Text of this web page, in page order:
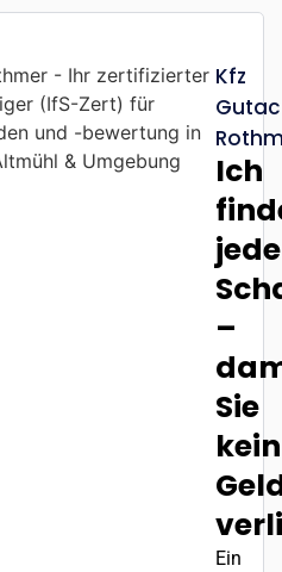
Kfz
Ich
–
Sie
kein
Ein